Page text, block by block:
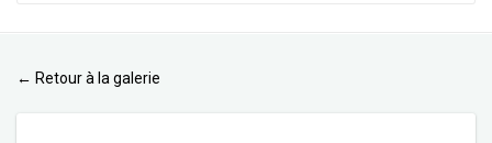
← Retour à la galerie